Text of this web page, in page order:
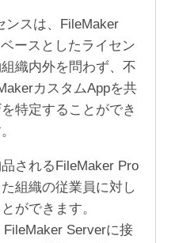
ンスは、FileMaker
ースとしたライセン
織内外を問わず、不
カスタムAppを共
特定することができ
されるFileMaker Pro
組織の従業員に対し
ができます。
Serverに接